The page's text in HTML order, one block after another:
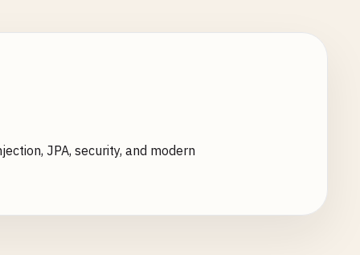
JPA, security, and modern